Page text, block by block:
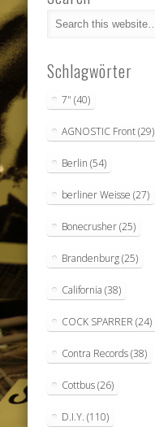
Schlagwörter
7" (40)
AGNOSTIC Front(29)
Berlin (54)
berliner Weisse (27)
Bonecrusher(25)
Brandenburg(25)
California (38)
COCK SPARRER (24)
Contra Records(38)
Cottbus(26)
D.I.Y. (110)